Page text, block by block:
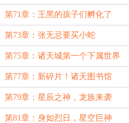
第71章：王黑的孩子们孵化了
第73章：张无忌要买小蛇
第75章：诸天城第一个下属世界
第77章：新碎片！诸天图书馆
第79章：星辰之神，龙族来袭
第81章：身如烈日，星空巨神